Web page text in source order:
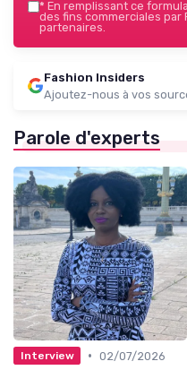
* En remplissant ce
des fins commerciales par
partenaires.
Fashion Insiders
Ajoutez-nous à vos
Parole d'experts
Interview • 02/07/2026